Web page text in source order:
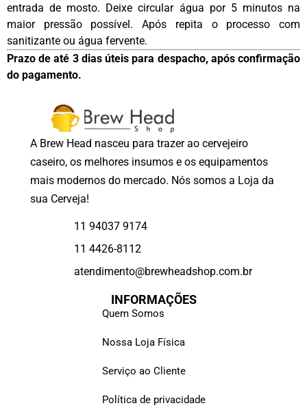
entrada de mosto. Deixe circular água por 5 minutos na
maior pressão possível. Após repita o processo com
sanitizante ou água fervente.
Prazo de até 3 dias úteis para despacho, após confirmação
do pagamento.
A Brew Head nasceu para trazer ao cervejeiro
caseiro, os melhores insumos e os equipamentos
mais modernos do mercado. Nós somos a Loja da
sua Cerveja!
11 94037 9174
11 4426-8112
atendimento@brewheadshop.com.br
INFORMAÇÕES
Quem Somos
Nossa Loja Física
Serviço ao Cliente
Política de privacidade